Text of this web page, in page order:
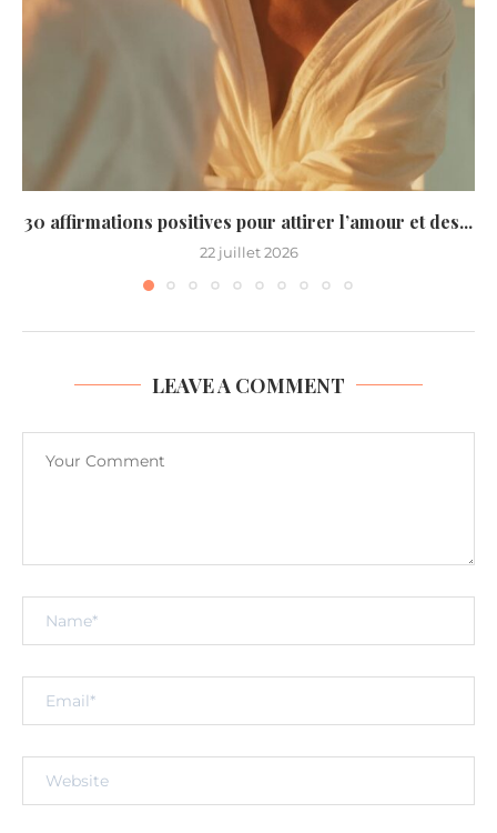
30 affirmations positives pour attirer l’amour et des...
22 juillet 2026
LEAVE A COMMENT